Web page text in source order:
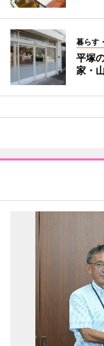
暮らす
平塚
家・